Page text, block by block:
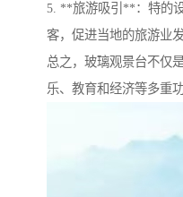
5. **旅游吸引**：特的
客，促进当地的旅游业
总之，玻璃观景台不仅
乐、教育和经济等多重功